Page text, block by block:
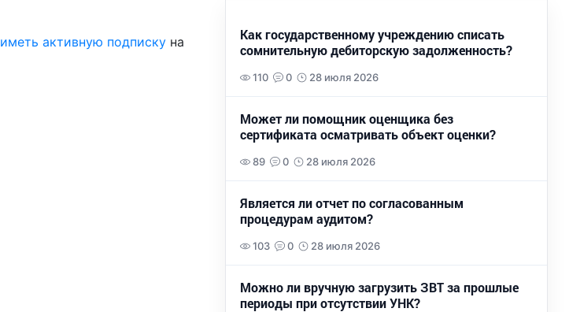
иметь активную подписку на
Как государственному учреждению списать
сомнительную дебиторскую задолженность?
110 0 28 июля 2026
Может ли помощник оценщика без
сертификата осматривать объект оценки?
89 0 28 июля 2026
Является ли отчет по согласованным
процедурам аудитом?
103 0 28 июля 2026
Можно ли вручную загрузить ЗВТ за прошлые
периоды при отсутствии УНК?